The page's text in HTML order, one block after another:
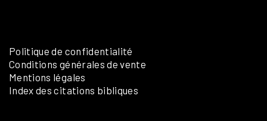
Politique de confidentialité
Conditions générales de vente
Mentions légales
Index des citations bibliques